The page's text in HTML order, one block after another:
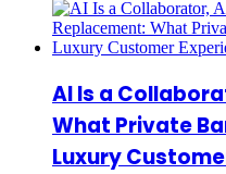
AI Is a
What Private
Luxury